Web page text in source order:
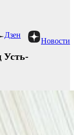
Новости
Дзен
Усть-